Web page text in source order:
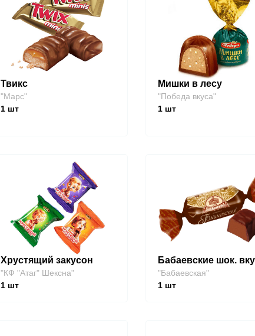
Твикс
"Марс"
1шт
Мишки в лесу
"Победа вкуса"
1 шт
Хрустящий закусон
"КФ "Атаг" Шексна"
1шт
Бабаевские шок.
"Бабаевская"
1 шт